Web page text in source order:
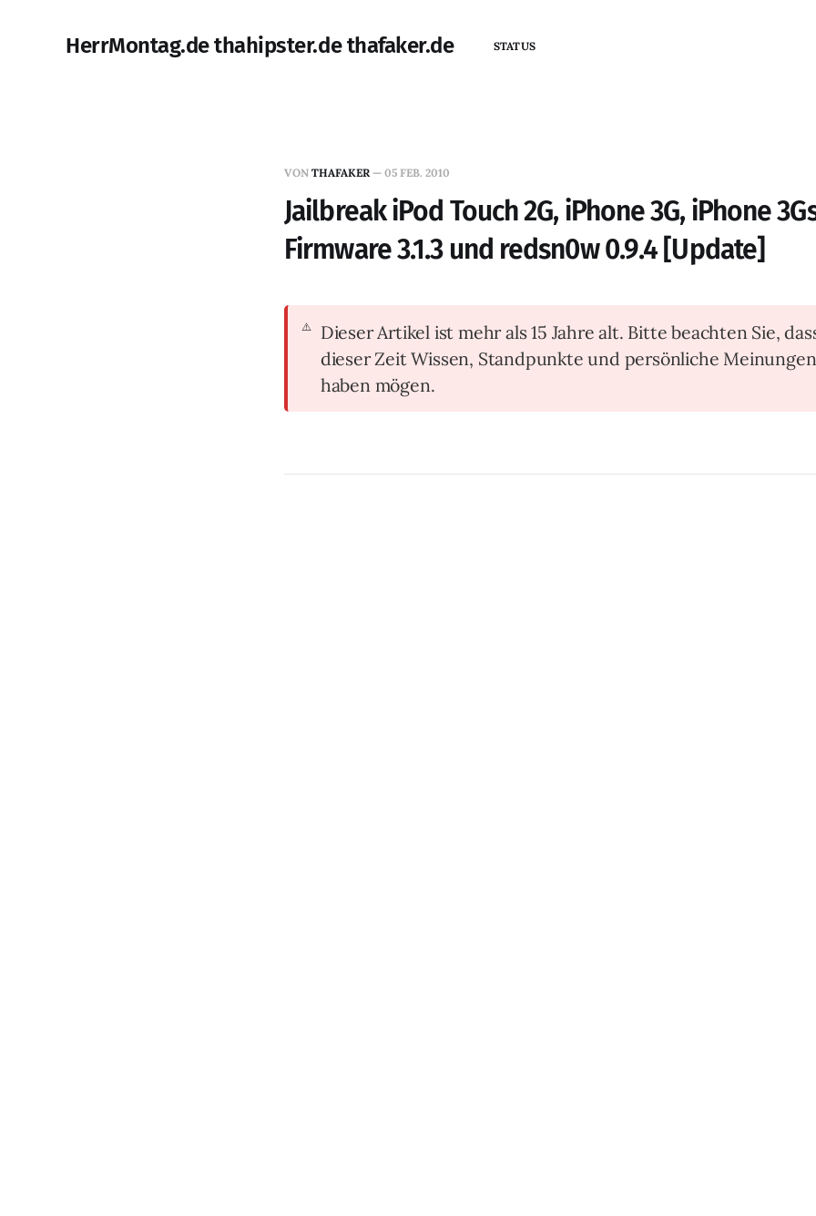
HerrMontag.de thahipster.de thafaker.de STATUS
VON THAFAKER — 05 FEB. 2010
Jailbreak iPod Touch 2G, iPhone 3G, iPhone
Firmware 3.1.3 und redsn0w 0.9.4 [Update]
Dieser Artikel ist mehr als 15 Jahre alt. Bitte beachten Sie,
dieser Zeit Wissen, Standpunkte und persönliche
haben mögen.